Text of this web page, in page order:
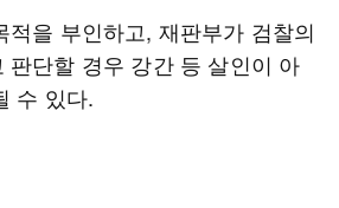
적을 부인하고, 재판부가 검찰의
판단할 경우 강간 등 살인이 아
수 있다.